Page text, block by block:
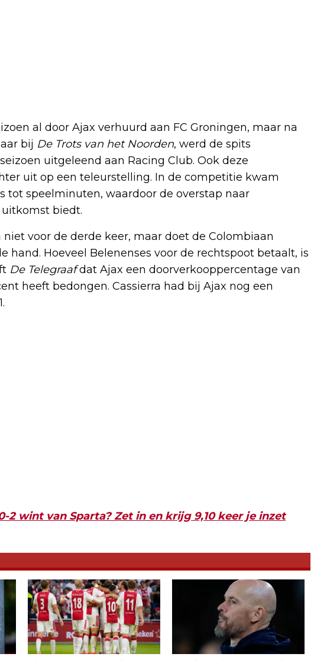
al door Ajax verhuurd aan FC Groningen, maar na
bij De Trots van het Noorden, werd de spits
uitgeleend aan Racing Club. Ook deze
uit op een teleurstelling. In de competitie kwam
tot speelminuten, waardoor de overstap naar
uitkomst biedt.
niet voor de derde keer, maar doet de Colombiaan
hand. Hoeveel Belenenses voor de rechtspoot betaalt, is
De Telegraafdat Ajax een doorverkooppercentage van
heeft bedongen. Cassierra had bij Ajax nog een
2 wint van Sparta? Zet in en krijg 9,10 keer je inzet